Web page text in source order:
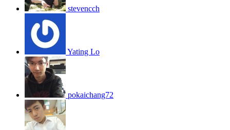
stevencch
Yating Lo
pokaichang72